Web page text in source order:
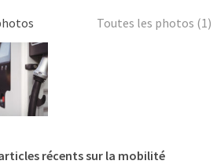
Toutes les photos (1)
récents sur la mobilité